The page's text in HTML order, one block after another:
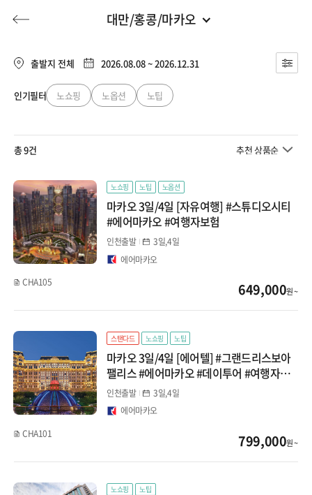
허니문 기획전/홈쇼핑 이벤트/혜택
투어플랜
허니문
대만/홍콩/마카오
유럽
동남아
일본
대만/홍콩/마카오
몰디브
지방출발
마카오
타이중
가오슝
홍콩
출발지 전체 2026.08.08 ~ 2026.12.31
인기필터 노쇼핑 노옵션 노팁
총 9건 추천 상품순
노쇼핑 노팁 노옵션
마카오 3일/4일 [자유여행] #스튜디오시티
#에어마카오 #여행자보험
인천출발
3일,4일
에어마카오
CHA105
649,000원 ~
스탠다드 노쇼핑 노팁
마카오 3일/4일 [에어텔] #그랜드리스보아
팰리스 #에어마카오 #데이투어 #여행자보
험
인천출발
3일,4일
에어마카오
CHA101
799,000원 ~
노쇼핑 노팁